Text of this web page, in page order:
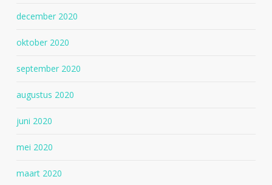
december 2020
oktober 2020
september 2020
augustus 2020
juni 2020
mei 2020
maart 2020